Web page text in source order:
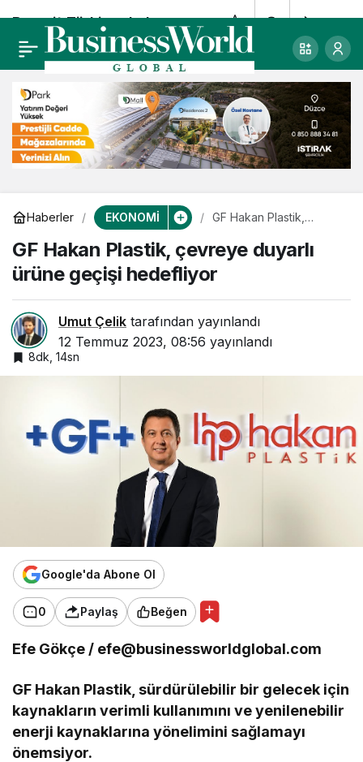
Haberler EKONOMİ
GF Hakan Plastik,
geçişi hedefliyor
GF Hakan Plastik, çevreye duyarlı
ürüne geçişi hedefliyor
Umut Çelik tarafından yayınlandı
12 Temmuz 2023, 08:56 yayınlandı
8dk, 14sn
Google'da Abone Ol
0 Paylaş Beğen
Efe Gökçe / efe@businessworldglobal.com
GF Hakan Plastik, sürdürülebilir bir gelecek için
kaynakların verimli kullanımını ve yenilenebilir
enerji kaynaklarına yönelimini sağlamayı
önemsiyor.
Baumit Türkiye, kolay
ve sürdürülebilir
çözümler sunuyor
0 Paylaş